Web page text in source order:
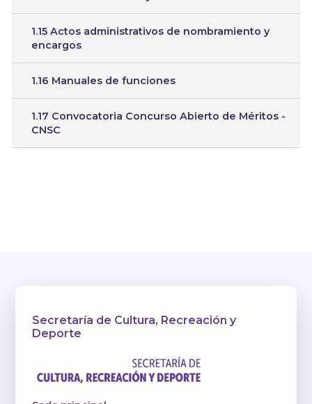
1.15 Actos administrativos de nombramiento y
encargos
1.16 Manuales de funciones
1.17 Convocatoria Concurso Abierto de Méritos -
CNSC
Secretaría de Cultura, Recreación y
Deporte